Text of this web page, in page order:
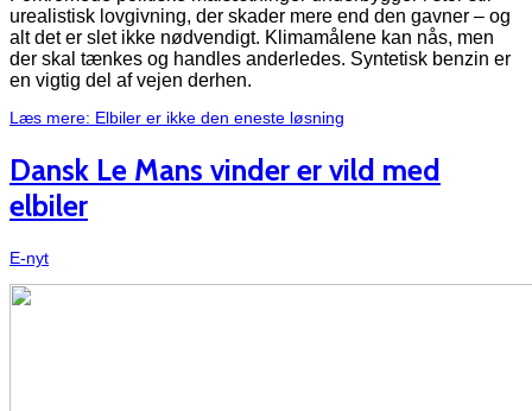
urealistisk lovgivning, der skader mere end den gavner – og
alt det er slet ikke nødvendigt. Klimamålene kan nås, men
der skal tænkes og handles anderledes. Syntetisk benzin er
en vigtig del af vejen derhen.
Læs mere: Elbiler er ikke den eneste løsning
Dansk Le Mans vinder er vild med
elbiler
E-nyt